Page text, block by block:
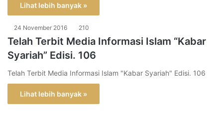
Lihat lebih banyak »
24 November 2016 210
Telah Terbit Media Informasi Islam “Kabar
Syariah” Edisi. 106
Telah Terbit Media Informasi Islam "Kabar Syariah" Edisi. 106
Lihat lebih banyak »